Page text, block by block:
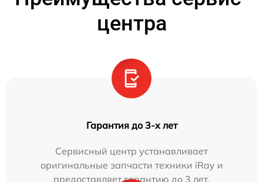
центра
Гарантия до 3-х лет
Сервисный центр устанавливает
оригинальные запчасти техники iRay и
предоставляет гарантию до 3 лет.